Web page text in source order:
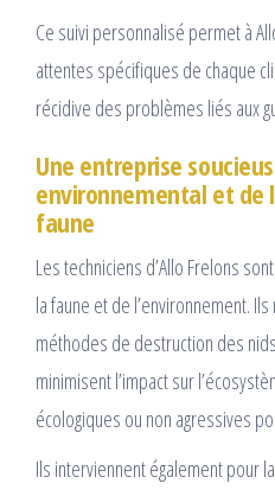
Ce suivi personnalisé permet à
attentes spécifiques de chaque
récidive des problèmes liés aux
Une entreprise
environnemental et de
faune
Les techniciens d’Allo Frelons
la faune et de l’environnement.
méthodes de destruction des
minimisent l’impact sur
écologiques ou non agressives
Ils interviennent également pour la